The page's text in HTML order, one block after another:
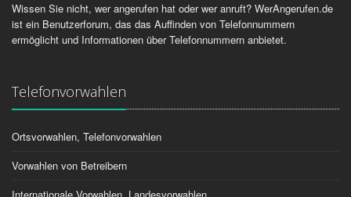
Wissen Sie nicht, wer angerufen hat oder wer anruft? WerAngerufen.de
ist ein Benutzerforum, das das Auffinden von Telefonnummern
ermöglicht und Informationen über Telefonnummern anbietet.
Telefonvorwahlen
Ortsvorwahlen, Telefonvorwahlen
Vorwahlen von Betreibern